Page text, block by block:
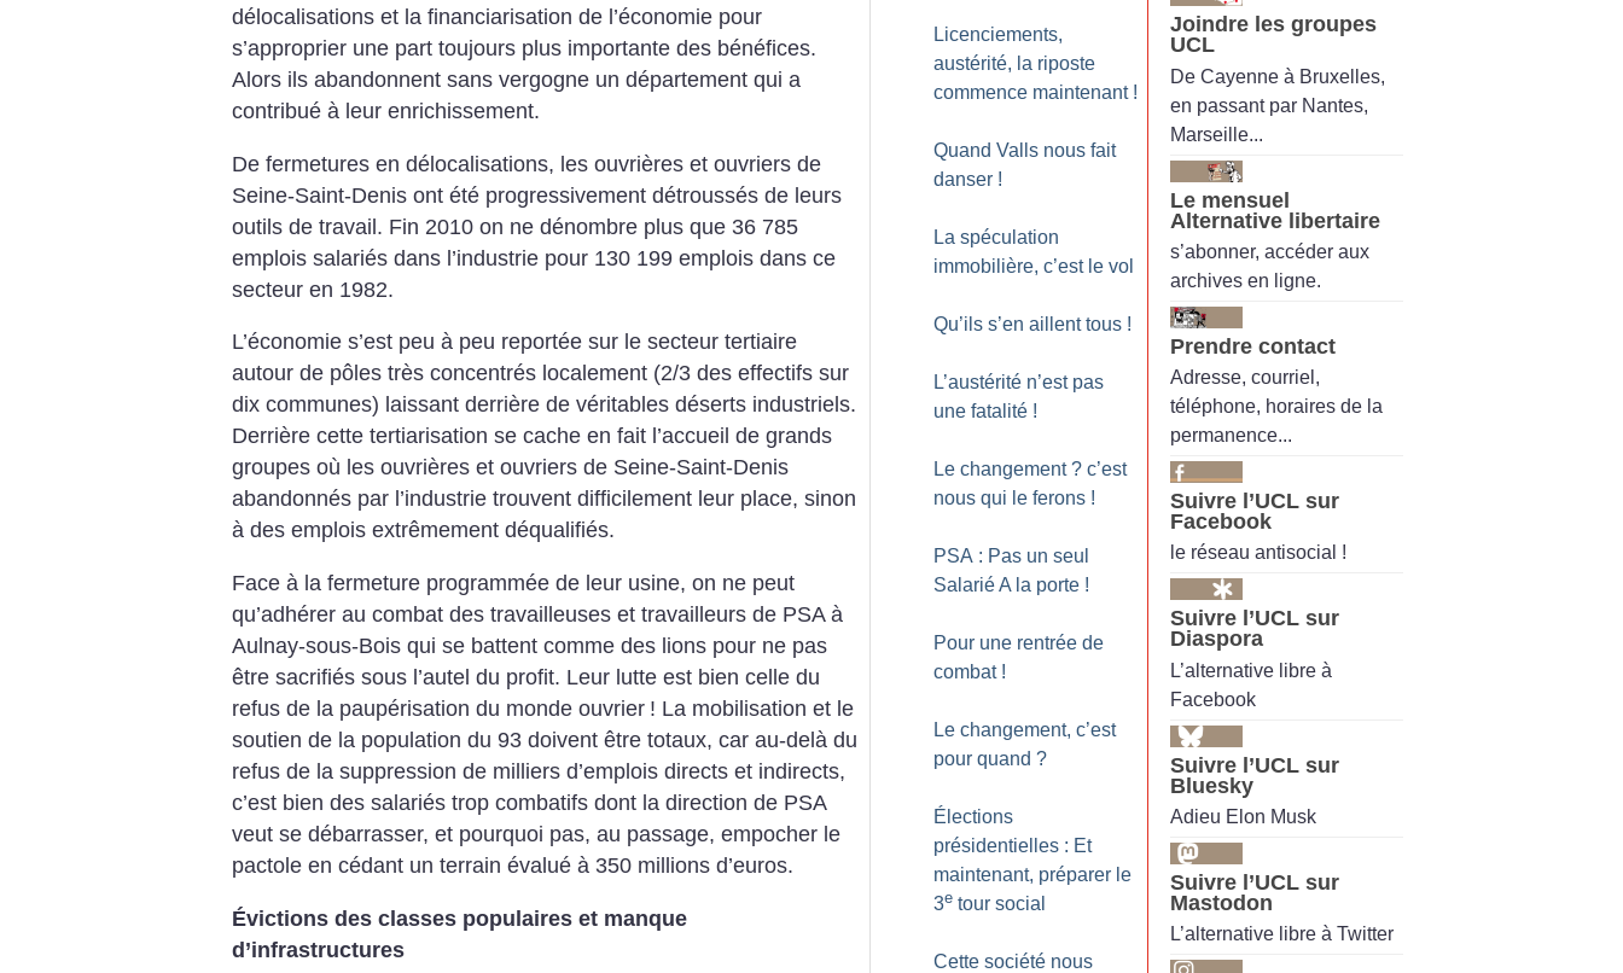
délocalisations et la financiarisation de l’économie pour
s’approprier une part toujours plus importante des bénéfices.
Alors ils abandonnent sans vergogne un département qui a
contribué à leur enrichissement.
De fermetures en délocalisations, les ouvrières et ouvriers de
Seine-Saint-Denis ont été progressivement détroussés de leurs
outils de travail. Fin 2010 on ne dénombre plus que 36 785
emplois salariés dans l’industrie pour 130 199 emplois dans ce
secteur en 1982.
L’économie s’est peu à peu reportée sur le secteur tertiaire
autour de pôles très concentrés localement (2/3 des effectifs sur
dix communes) laissant derrière de véritables déserts industriels.
Derrière cette tertiarisation se cache en fait l’accueil de grands
groupes où les ouvrières et ouvriers de Seine-Saint-Denis
abandonnés par l’industrie trouvent difficilement leur place, sinon
à des emplois extrêmement déqualifiés.
Face à la fermeture programmée de leur usine, on ne peut
qu’adhérer au combat des travailleuses et travailleurs de PSA à
Aulnay-sous-Bois qui se battent comme des lions pour ne pas
être sacrifiés sous l’autel du profit. Leur lutte est bien celle du
refus de la paupérisation du monde ouvrier ! La mobilisation et le
soutien de la population du 93 doivent être totaux, car au-delà du
refus de la suppression de milliers d’emplois directs et indirects,
c’est bien des salariés trop combatifs dont la direction de PSA
veut se débarrasser, et pourquoi pas, au passage, empocher le
pactole en cédant un terrain évalué à 350 millions d’euros.
Évictions des classes populaires et manque
d’infrastructures
Licenciements,
austérité, la riposte
commence maintenant !
Quand Valls nous fait
danser !
La spéculation
immobilière, c’est le vol
Qu’ils s’en aillent tous !
L’austérité n’est pas
une fatalité !
Le changement ? c’est
nous qui le ferons !
PSA : Pas un seul
Salarié A la porte !
Pour une rentrée de
combat !
Le changement, c’est
pour quand ?
Élections
présidentielles : Et
maintenant, préparer le
3e tour social
Cette société nous
Joindre les groupes
UCL
De Cayenne à Bruxelles,
en passant par Nantes,
Marseille...
Le mensuel
Alternative libertaire
s’abonner, accéder aux
archives en ligne.
Prendre contact
Adresse, courriel,
téléphone, horaires de la
permanence...
Suivre l’UCL sur
Facebook
le réseau antisocial !
Suivre l’UCL sur
Diaspora
L’alternative libre à
Facebook
Suivre l’UCL sur
Bluesky
Adieu Elon Musk
Suivre l’UCL sur
Mastodon
L’alternative libre à Twitter